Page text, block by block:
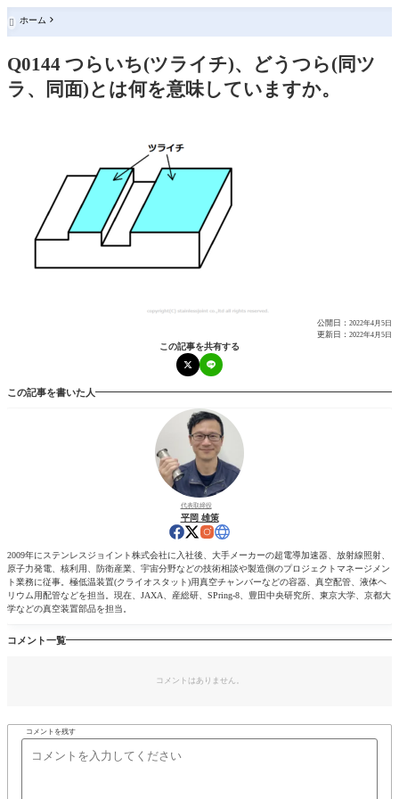
 ホーム
Q0144 つらいち(ツライチ)、どうつら(同ツ
ラ、同面)とは何を意味していますか。
公開日： 2022年4月5日
更新日： 2022年4月5日
この記事を共有する
この記事を書いた人
代表取締役
平岡 雄策
2009年にステンレスジョイント株式会社に入社後、大手メーカーの超電導加速器、放射線照射、
原子力発電、核利用、防衛産業、宇宙分野などの技術相談や製造側のプロジェクトマネージメン
ト業務に従事。極低温装置(クライオスタット)用真空チャンバーなどの容器、真空配管、液体ヘ
リウム用配管などを担当。現在、JAXA、産総研、SPring-8、豊田中央研究所、東京大学、京都大
学などの真空装置部品を担当。
コメント一覧
コメントはありません。
コメントを残す